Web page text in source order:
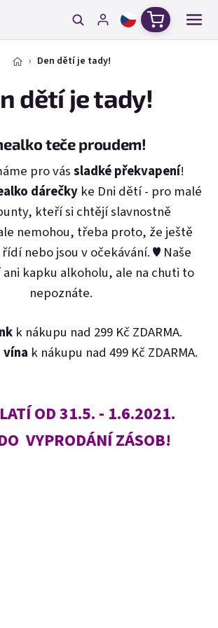
Nákupní
Den dětí je tady!
dětí je tady!
teče proudem!
pro vássladké překvapení!
dárečkyke Dni dětí - pro malé
kteří si chtějí slavnostně
nemohou, třeba proto, že ještě
nebo jsou v očekávání. ♥ Naše
kapku alkoholu, ale na chuti to
nepoznáte.
k nákupu nad 299 Kč ZDARMA.
vína k nákupu nad 499 Kč ZDARMA.
OD 31.5. - 1.6.2021.
VYPRODÁNÍ ZÁSOB!